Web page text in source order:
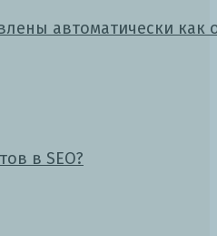
автоматически как
в SEO?